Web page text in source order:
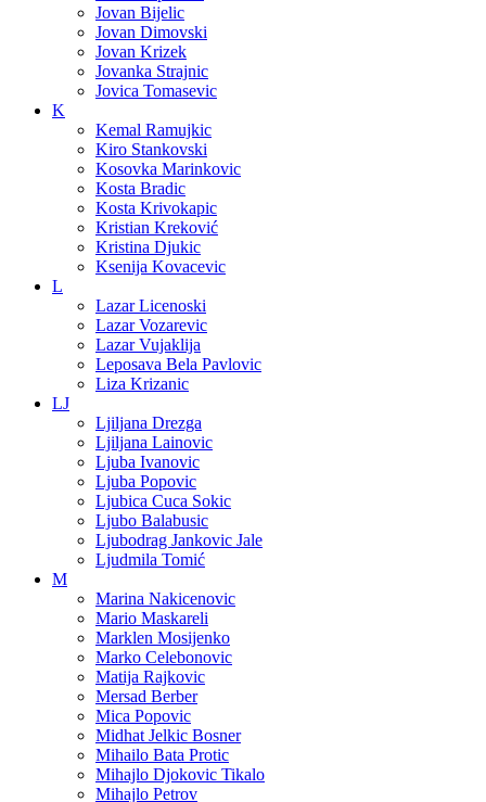
Jovan Bijelic
Jovan Dimovski
Jovan Krizek
Jovanka Strajnic
Jovica Tomasevic
K
Kemal Ramujkic
Kiro Stankovski
Kosovka Marinkovic
Kosta Bradic
Kosta Krivokapic
Kristian Kreković
Kristina Djukic
Ksenija Kovacevic
L
Lazar Licenoski
Lazar Vozarevic
Lazar Vujaklija
Leposava Bela Pavlovic
Liza Krizanic
LJ
Ljiljana Drezga
Ljiljana Lainovic
Ljuba Ivanovic
Ljuba Popovic
Ljubica Cuca Sokic
Ljubo Balabusic
Ljubodrag Jankovic Jale
Ljudmila Tomić
M
Marina Nakicenovic
Mario Maskareli
Marklen Mosijenko
Marko Celebonovic
Matija Rajkovic
Mersad Berber
Mica Popovic
Midhat Jelkic Bosner
Mihailo Bata Protic
Mihajlo Djokovic Tikalo
Mihajlo Petrov